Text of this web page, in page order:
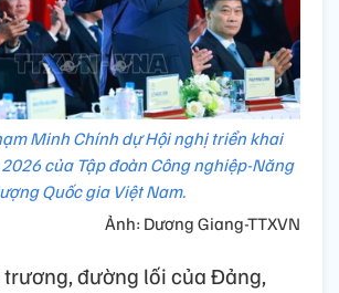
Minh Chính dự Hội nghị triển khai
của Tập đoàn Công nghiệp-Năng
Quốc gia Việt Nam.
Ảnh: Dương Giang-TTXVN
trương, đường lối của Đảng,